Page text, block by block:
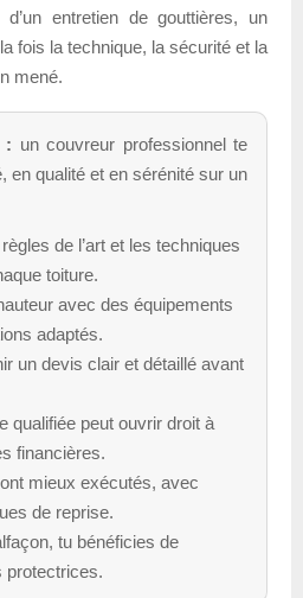
entretien de gouttières, un
fois la technique, la sécurité et la
mené.
: un couvreur professionnel te
en qualité et en sérénité sur un
de l’art et les techniques
toiture.
avec des équipements
adaptés.
un devis clair et détaillé avant
qualifiée peut ouvrir droit à
financières.
mieux exécutés, avec
de reprise.
tu bénéficies de
protectrices.